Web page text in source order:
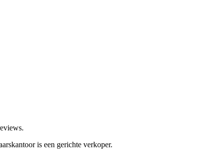
is een gerichte verkoper.